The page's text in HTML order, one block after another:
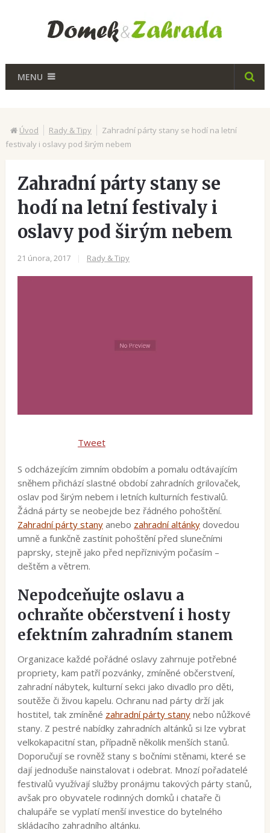
MENU
Úvod Rady & Tipy
Zahradní párty stany se hodí na letní
festivaly i oslavy pod širým nebem
Zahradní párty stany se
hodí na letní festivaly i
oslavy pod širým nebem
21 února, 2017 Rady & Tipy
Tweet
S odcházejícím zimním obdobím a pomalu odtávajícím
sněhem přichází slastné období zahradních grilovaček,
oslav pod širým nebem i letních kulturních festivalů.
Žádná párty se neobejde bez řádného pohoštění.
Zahradní párty stanyanebo zahradní altánkydovedou
umně a funkčně zastínit pohoštění před slunečními
paprsky, stejně jako před nepříznivým počasím –
deštěm a větrem.
Nepodceňujte oslavu a
ochraňte občerstvení i hosty
efektním zahradním stanem
Organizace každé pořádné oslavy zahrnuje potřebné
propriety, kam patří pozvánky, zmíněné občerstvení,
zahradní nábytek, kulturní sekci jako divadlo pro děti,
soutěže či živou kapelu. Ochranu nad párty drží jak
hostitel, tak zmíněné zahradní párty stanynebo nůžkové
stany. Z pestré nabídky zahradních altánků si lze vybrat
velkokapacitní stan, případně několik menších stanů.
Doporučují se rovněž stany s bočními stěnami, které se
dají jednoduše nainstalovat i odebrat. Mnozí pořadatelé
festivalů využívají služby pronájmu takových párty stanů,
avšak pro obyvatele rodinných domků i chataře či
chalupáře se vyplatí menší investice do bytelného
skládacího zahradního altánku.